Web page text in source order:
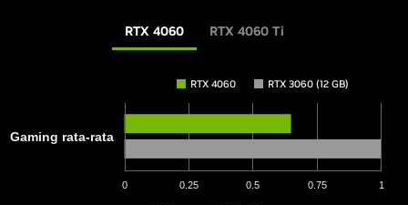
Performa Relatif RTX 2060 SUPER
Win 11 X64. Model RTX 4060Ti 8GB
RTX 4060 RTX 4060 Ti
RTX 4060 RTX 3060 (12 GB)
0 0.25 0.5 0.75 1
Gaming rata-rata